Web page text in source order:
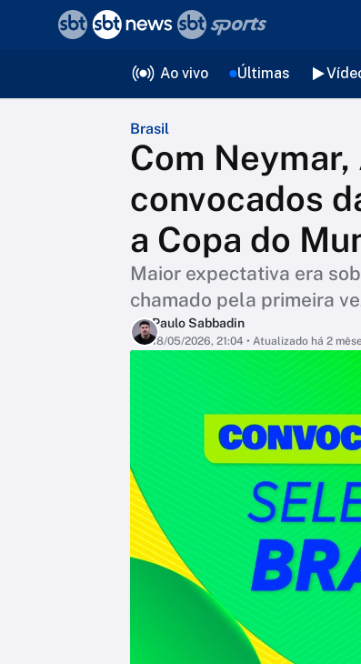
Ao vivo Últimas
Brasil
Com
convocados
a Copa do
Maior expectativa era
chamado pela primeira
Paulo Sabbadin
18/05/2026, 21:04 • Atualizado há 2
voltar
Editorias